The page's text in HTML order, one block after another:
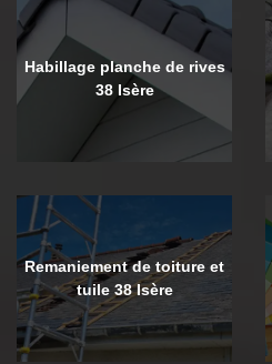
Habillage planche de rives
38 Isère
Remaniement de toiture et
tuile 38 Isère